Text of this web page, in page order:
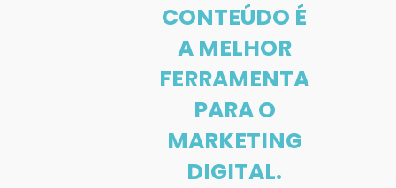
CONTEÚDO É
A MELHOR
FERRAMENTA
PARA O
MARKETING
DIGITAL.